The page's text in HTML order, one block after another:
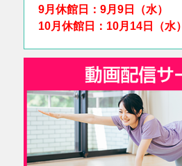
9月休館日：9月9日（水）
10月休館日：10月14日（水）